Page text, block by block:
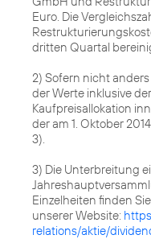
Euro. Die
dritten Quartal
2) Sofern nicht
der Werte inklusive
Kaufpreisallokation
der am 1. Oktober
3).
3) Die Unterbreitung
Einzelheiten finden
unserer Website:
relations/aktie/